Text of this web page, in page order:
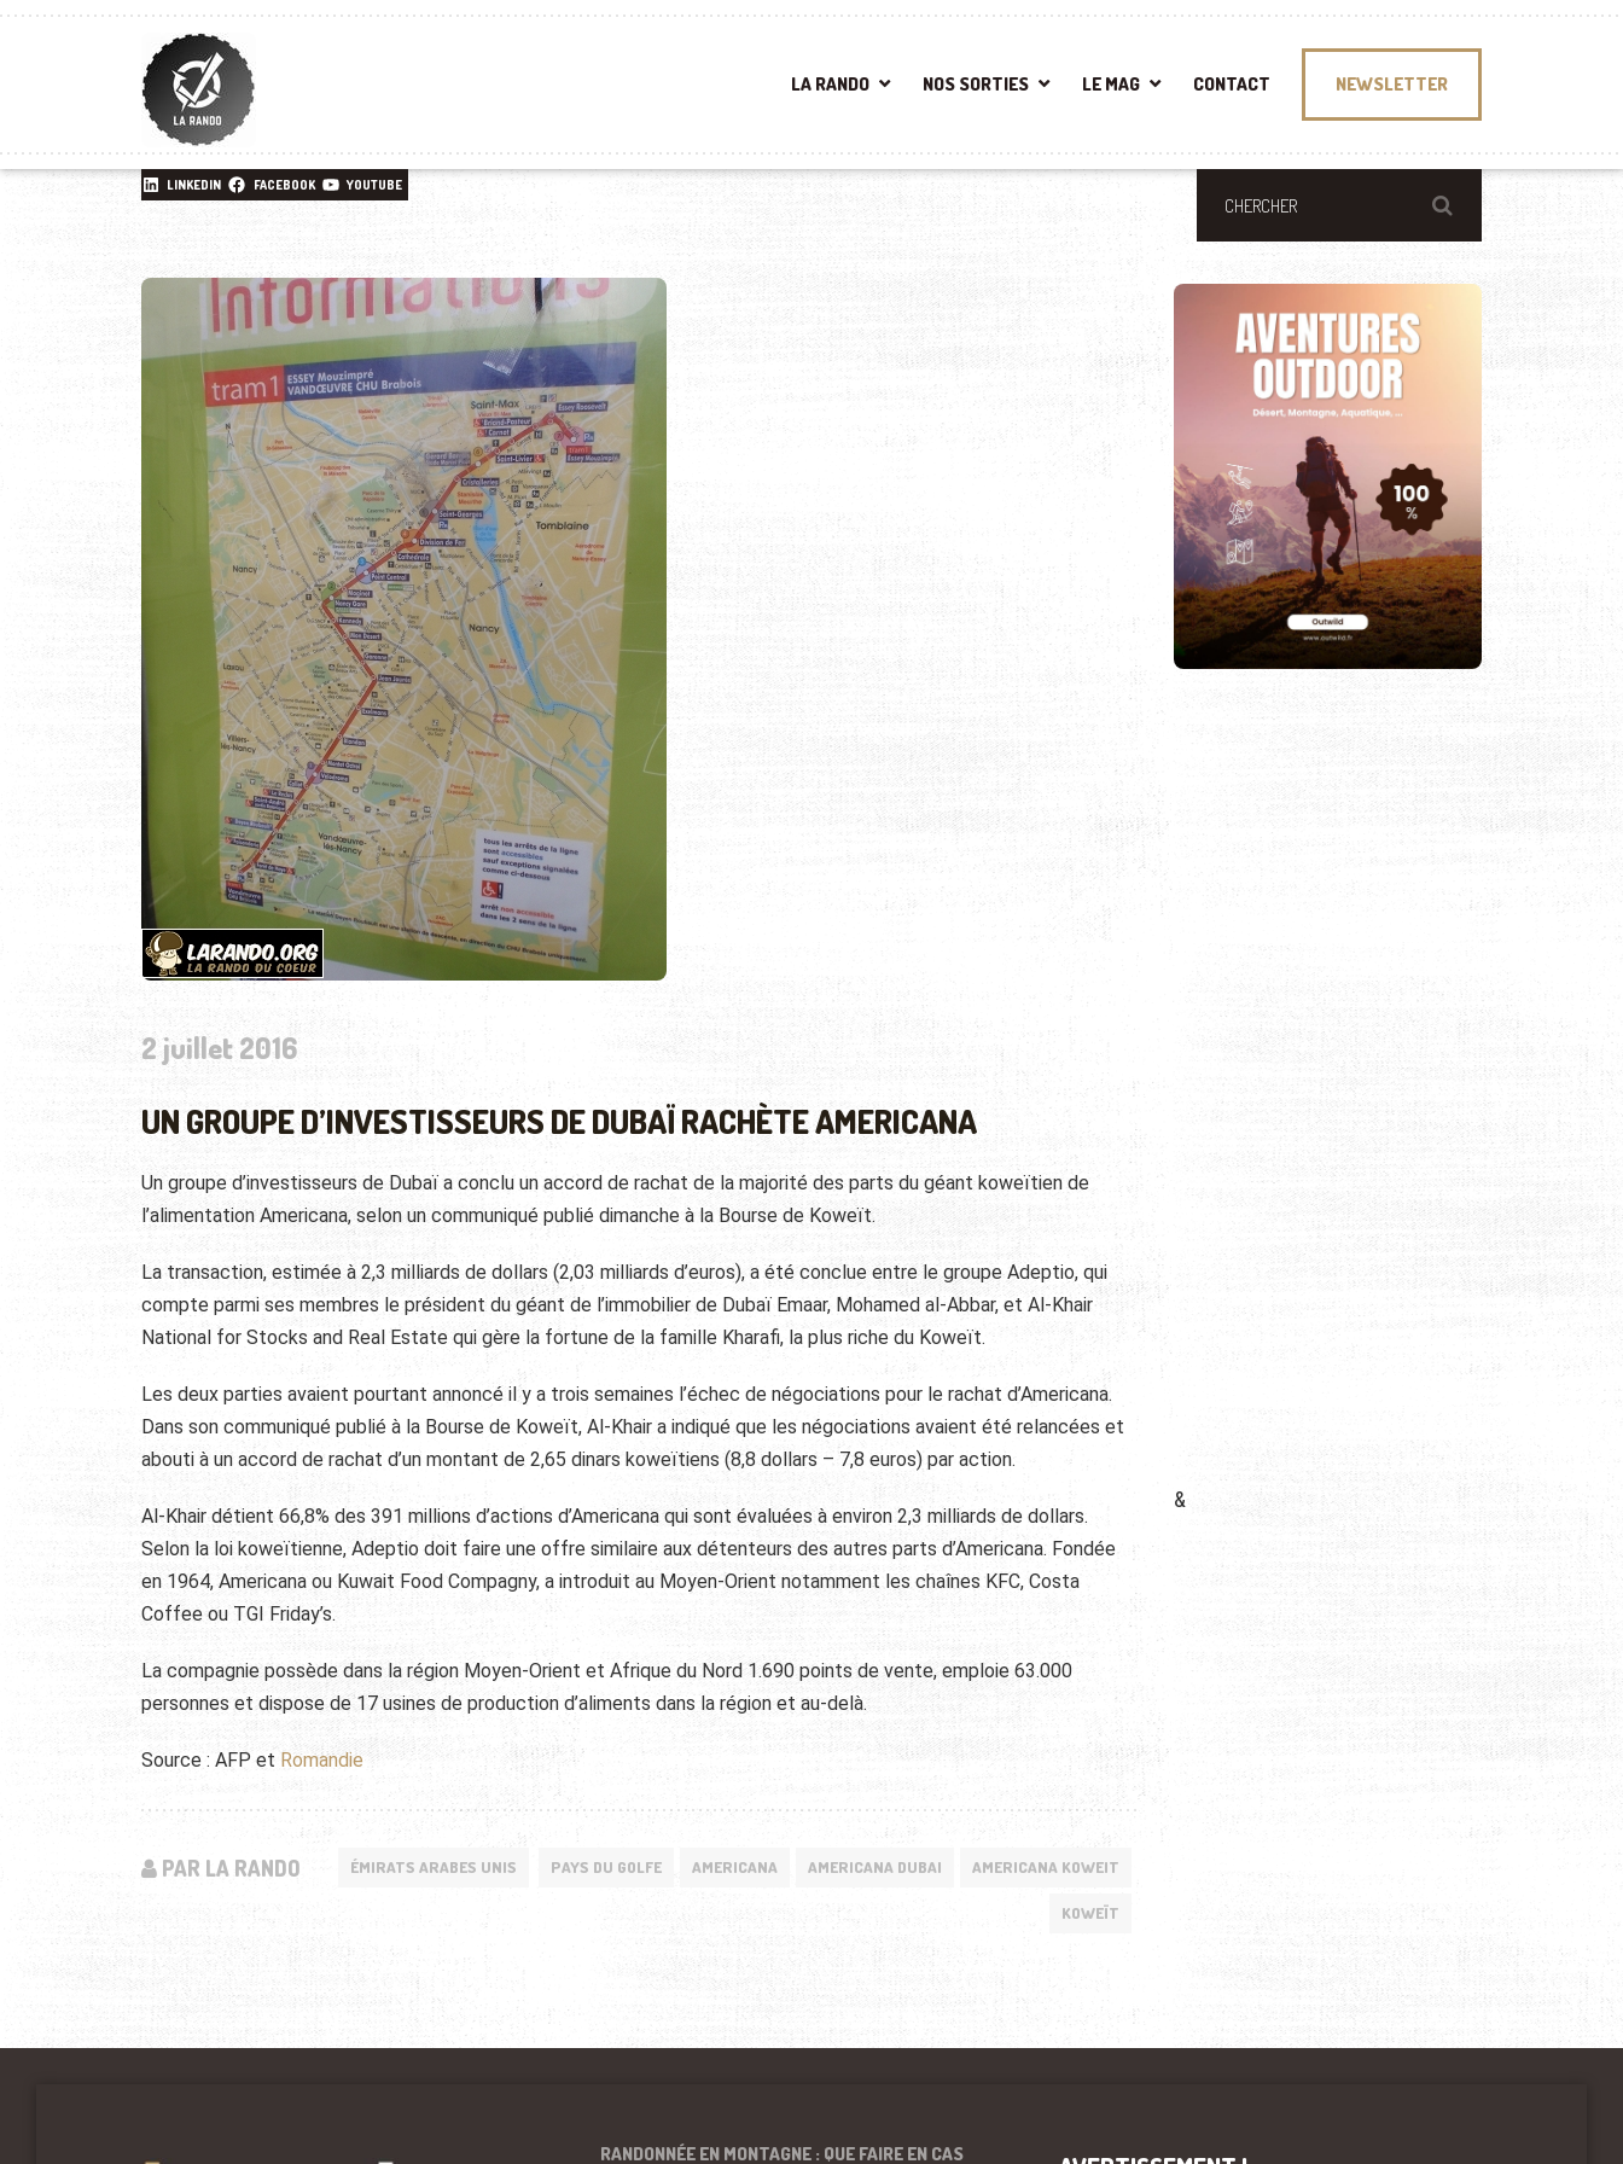
LA RANDO NOS SORTIES LE MAG CONTACT NEWSLETTER
LINKEDIN FACEBOOK YOUTUBE
2 juillet 2016
UN GROUPE D’INVESTISSEURS DE DUBAÏ RACHÈTE AMERICANA
Un groupe d’investisseurs de Dubaï a conclu un accord de rachat de la majorité des parts du géant koweïtien de
l’alimentation Americana, selon un communiqué publié dimanche à la Bourse de Koweït.
La transaction, estimée à 2,3 milliards de dollars (2,03 milliards d’euros), a été conclue entre le groupe Adeptio, qui
compte parmi ses membres le président du géant de l’immobilier de Dubaï Emaar, Mohamed al-Abbar, et Al-Khair
National for Stocks and Real Estate qui gère la fortune de la famille Kharafi, la plus riche du Koweït.
Les deux parties avaient pourtant annoncé il y a trois semaines l’échec de négociations pour le rachat d’Americana.
Dans son communiqué publié à la Bourse de Koweït, Al-Khair a indiqué que les négociations avaient été relancées et
abouti à un accord de rachat d’un montant de 2,65 dinars koweïtiens (8,8 dollars – 7,8 euros) par action.
Al-Khair détient 66,8% des 391 millions d’actions d’Americana qui sont évaluées à environ 2,3 milliards de dollars.
Selon la loi koweïtienne, Adeptio doit faire une offre similaire aux détenteurs des autres parts d’Americana. Fondée
en 1964, Americana ou Kuwait Food Compagny, a introduit au Moyen-Orient notamment les chaînes KFC, Costa
Coffee ou TGI Friday’s.
La compagnie possède dans la région Moyen-Orient et Afrique du Nord 1.690 points de vente, emploie 63.000
personnes et dispose de 17 usines de production d’aliments dans la région et au-delà.
Source : AFP et Romandie
PAR LA RANDO ÉMIRATS ARABES UNIS PAYS DU GOLFE AMERICANA AMERICANA DUBAI AMERICANA KOWEIT
KOWEÏT
&
RANDONNÉE EN MONTAGNE : QUE FAIRE EN CAS